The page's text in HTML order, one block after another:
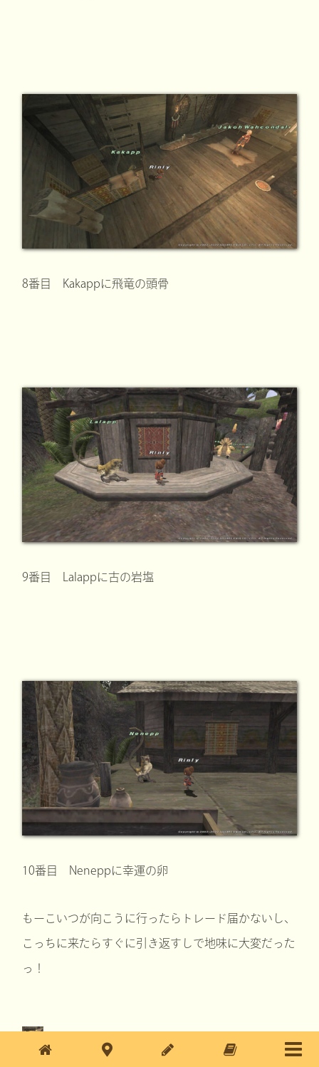
8番目 Kakappに飛竜の頭骨
9番目 Lalappに古の岩塩
10番目 Neneppに幸運の卵
もーこいつが向こうに行ったらトレード届かないし、
こっちに来たらすぐに引き返すしで地味に大変だった
っ！